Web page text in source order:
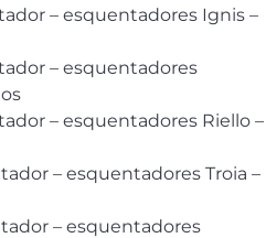
– esquentadores Ignis –
– esquentadores
– esquentadores Riello –
– esquentadores Troia –
– esquentadores